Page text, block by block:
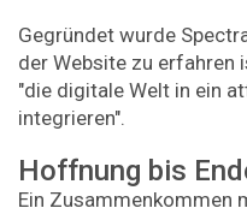
Gegründet wurde
der Website zu erfahren
"die digitale Welt in ein
integrieren".
Hoffnung bis
Ein Zusammenkommen